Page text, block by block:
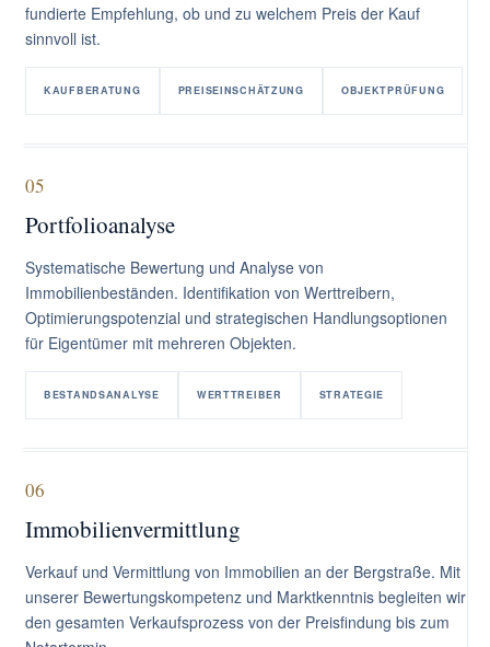
fundierte Empfehlung, ob und zu welchem Preis der Kauf
sinnvoll ist.
KAUFBERATUNG PREISEINSCHÄTZUNG OBJEKTPRÜFUNG
05
Portfolioanalyse
Systematische Bewertung und Analyse von
Immobilienbeständen. Identifikation von Werttreibern,
Optimierungspotenzial und strategischen Handlungsoptionen
für Eigentümer mit mehreren Objekten.
BESTANDSANALYSE WERTTREIBER STRATEGIE
06
Immobilienvermittlung
Verkauf und Vermittlung von Immobilien an der Bergstraße. Mit
unserer Bewertungskompetenz und Marktkenntnis begleiten wir
den gesamten Verkaufsprozess von der Preisfindung bis zum